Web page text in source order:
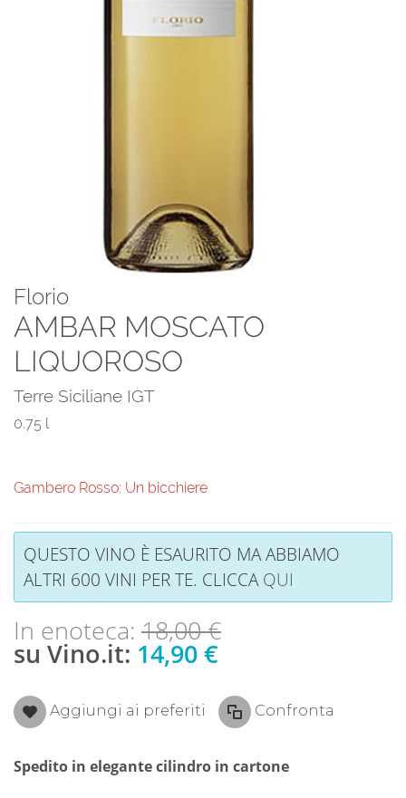
Florio
AMBAR MOSCATO
LIQUOROSO
Terre Siciliane IGT
0.75 l
Gambero Rosso: Un bicchiere
QUESTO VINO È ESAURITO MA ABBIAMO
ALTRI 600 VINI PER TE. CLICCAQUI
In enoteca: 18,00 €
su Vino.it: 14,90 €
Aggiungi ai preferiti Confronta
Spedito in elegante cilindro in cartone